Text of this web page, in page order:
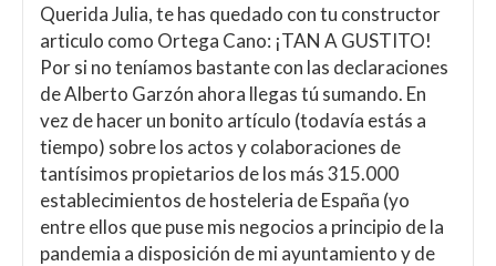
Querida Julia, te has quedado con tu constructor
articulo como Ortega Cano: ¡TAN A GUSTITO!
Por si no teníamos bastante con las declaraciones
de Alberto Garzón ahora llegas tú sumando. En
vez de hacer un bonito artículo (todavía estás a
tiempo) sobre los actos y colaboraciones de
tantísimos propietarios de los más 315.000
establecimientos de hosteleria de España (yo
entre ellos que puse mis negocios a principio de la
pandemia a disposición de mi ayuntamiento y de